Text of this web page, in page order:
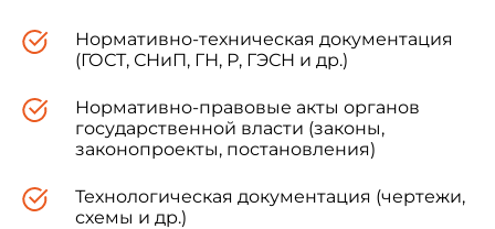
Нормативно-техническая документация
(ГОСТ, СНиП, ГН, Р, ГЭСН и др.)
Нормативно-правовые акты органов
государственной власти (законы,
законопроекты, постановления)
Технологическая документация (чертежи,
схемы и др.)